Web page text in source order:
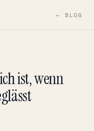
← BLOG
ist, wenn